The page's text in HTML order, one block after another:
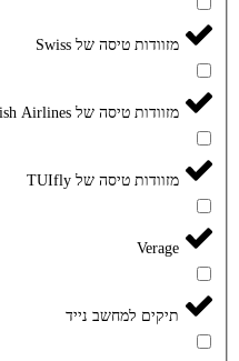
מזוודות טיסה של Swiss
מזוודות טיסה של Turkish Airlines
מזוודות טיסה של TUIfly
Verage
תיקים למחשב נייד